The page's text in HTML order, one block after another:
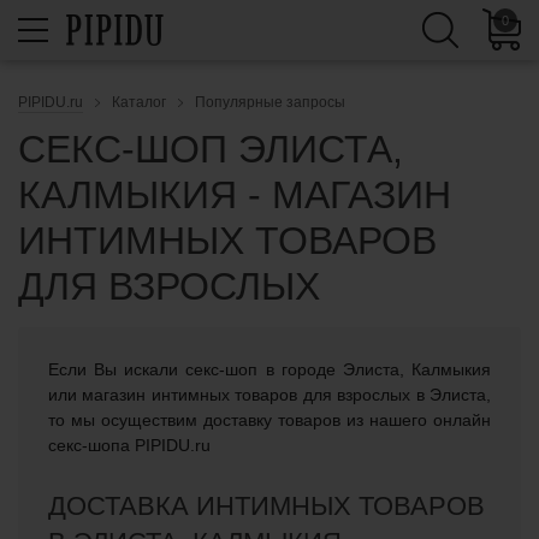
0
PIPIDU.ru Каталог Популярные запросы
СЕКС-ШОП ЭЛИСТА,
КАЛМЫКИЯ - МАГАЗИН
ИНТИМНЫХ ТОВАРОВ
ДЛЯ ВЗРОСЛЫХ
Если Вы искали cекс-шоп в городе Элиста, Калмыкия
или магазин интимных товаров для взрослых в Элиста,
то мы осуществим доставку товаров из нашего онлайн
секс-шопа PIPIDU.ru
ДОСТАВКА ИНТИМНЫХ ТОВАРОВ